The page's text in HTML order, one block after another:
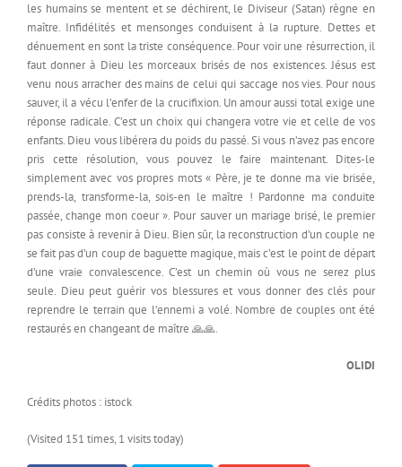
les humains se mentent et se déchirent, le Diviseur (Satan) règne en
maître. Infidélités et mensonges conduisent à la rupture. Dettes et
dénuement en sont la triste conséquence. Pour voir une résurrection, il
faut donner à Dieu les morceaux brisés de nos existences. Jésus est
venu nous arracher des mains de celui qui saccage nos vies. Pour nous
sauver, il a vécu l’enfer de la crucifixion. Un amour aussi total exige une
réponse radicale. C’est un choix qui changera votre vie et celle de vos
enfants. Dieu vous libérera du poids du passé. Si vous n’avez pas encore
pris cette résolution, vous pouvez le faire maintenant. Dites-le
simplement avec vos propres mots « Père, je te donne ma vie brisée,
prends-la, transforme-la, sois-en le maître ! Pardonne ma conduite
passée, change mon coeur ». Pour sauver un mariage brisé, le premier
pas consiste à revenir à Dieu. Bien sûr, la reconstruction d’un couple ne
se fait pas d’un coup de baguette magique, mais c’est le point de départ
d’une vraie convalescence. C’est un chemin où vous ne serez plus
seule. Dieu peut guérir vos blessures et vous donner des clés pour
reprendre le terrain que l’ennemi a volé. Nombre de couples ont été
restaurés en changeant de maître 🙏🙏.
OLIDI
Crédits photos : istock
(Visited 151 times, 1 visits today)